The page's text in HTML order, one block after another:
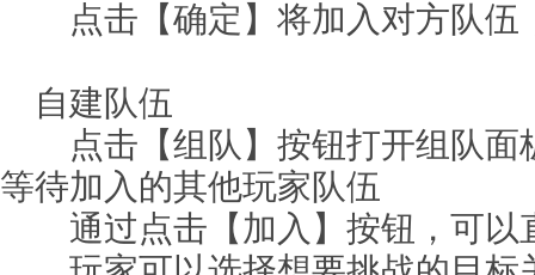
点击【确定】将加入对方队伍
自建队伍
点击【组队】按钮打开组队面
等待加入的其他玩家队伍
通过点击【加入】按钮，可以